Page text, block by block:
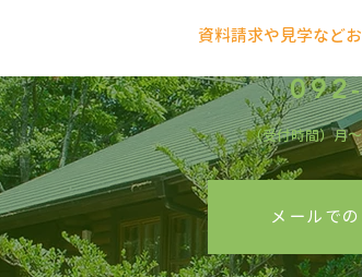
資料請求や見学など
（受付時間）月
メールでの